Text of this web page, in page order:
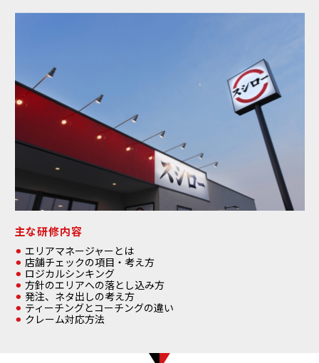
主な研修内容
エリアマネージャーとは
店舗チェックの項目・考え方
ロジカルシンキング
方針のエリアへの落とし込み方
発注、ネタ出しの考え方
ティーチングとコーチングの違い
クレーム対応方法